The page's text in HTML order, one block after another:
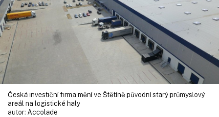
Česká investiční firma mění ve Štětíně původní starý průmyslový
areál na logistické haly
autor: Accolade